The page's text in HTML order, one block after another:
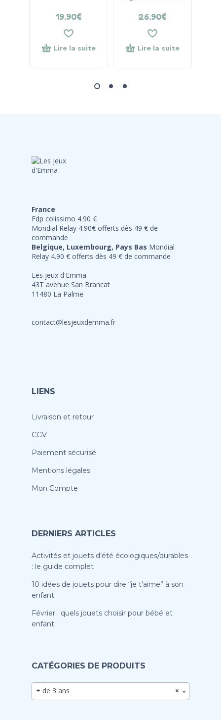
19.90€
Lire la suite
26.90€
Lire la suite
France
Fdp colissimo 4.90 €
Mondial Relay 4.90€ offerts dès 49 € de
commande
Belgique, Luxembourg, Pays Bas Mondial
Relay 4.90 € offerts dès 49 € de commande
Les jeux d'Emma
43T avenue San Brancat
11480 La Palme
contact@lesjeuxdemma.fr
LIENS
Livraison et retour
CGV
Paiement sécurisé
Mentions légales
Mon Compte
DERNIERS ARTICLES
Activités et jouets d’été écologiques/durables
: le guide complet
10 idées de jouets pour dire “je t’aime” à son
enfant
Février : quels jouets choisir pour bébé et
enfant
CATÉGORIES DE PRODUITS
×
+ de 3 ans